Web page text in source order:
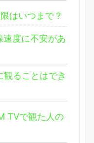
はいつまで？
速度に不安があ
ることはでき
TVで観た人の